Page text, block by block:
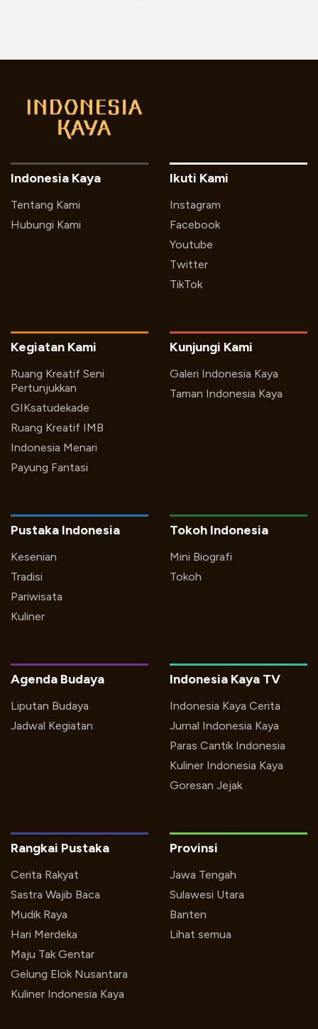
Indonesia Kaya
Tentang Kami
Hubungi Kami
Ikuti Kami
Instagram
Facebook
Youtube
Twitter
TikTok
Kegiatan Kami
Ruang Kreatif Seni
Pertunjukkan
GIKsatudekade
Ruang Kreatif IMB
Indonesia Menari
Payung Fantasi
Kunjungi Kami
Galeri Indonesia Kaya
Taman Indonesia Kaya
Pustaka Indonesia
Kesenian
Tradisi
Pariwisata
Kuliner
Tokoh Indonesia
Mini Biografi
Tokoh
Indonesia Kaya TV
Indonesia Kaya Cerita
Jurnal Indonesia Kaya
Paras Cantik Indonesia
Kuliner Indonesia Kaya
Goresan Jejak
Agenda Budaya
Liputan Budaya
Jadwal Kegiatan
Rangkai Pustaka
Cerita Rakyat
Sastra Wajib Baca
Mudik Raya
Hari Merdeka
Maju Tak Gentar
Gelung Elok Nusantara
Kuliner Indonesia Kaya
Provinsi
Jawa Tengah
Sulawesi Utara
Banten
Lihat semua